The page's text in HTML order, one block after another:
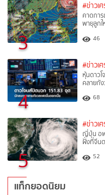
3
#ข่าวเ
คาดกา
พายุลูก
46
4
#ข่าวเ
หุ้นดาว
คลายกั
68
5
#ข่าวเ
ญี่ปุ่น อ
ฝั่งที่จีน
52
แท็กยอดนิยม